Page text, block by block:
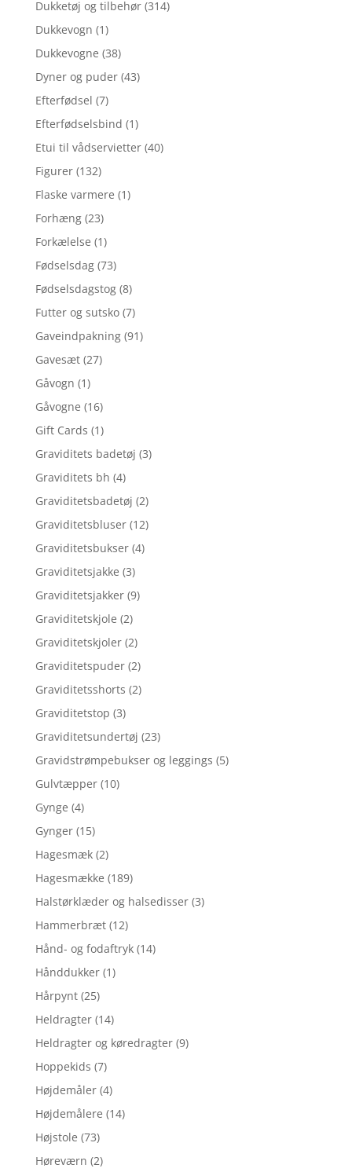
Dukketøj og tilbehør (314)
Dukkevogn (1)
Dukkevogne (38)
Dyner og puder (43)
Efterfødsel (7)
Efterfødselsbind (1)
Etui til vådservietter (40)
Figurer (132)
Flaske varmere (1)
Forhæng (23)
Forkælelse (1)
Fødselsdag (73)
Fødselsdagstog (8)
Futter og sutsko (7)
Gaveindpakning (91)
Gavesæt (27)
Gåvogn (1)
Gåvogne (16)
Gift Cards (1)
Graviditets badetøj (3)
Graviditets bh (4)
Graviditetsbadetøj (2)
Graviditetsbluser (12)
Graviditetsbukser (4)
Graviditetsjakke (3)
Graviditetsjakker (9)
Graviditetskjole (2)
Graviditetskjoler (2)
Graviditetspuder (2)
Graviditetsshorts (2)
Graviditetstop (3)
Graviditetsundertøj (23)
Gravidstrømpebukser og leggings (5)
Gulvtæpper (10)
Gynge (4)
Gynger (15)
Hagesmæk (2)
Hagesmække (189)
Halstørklæder og halsedisser (3)
Hammerbræt (12)
Hånd- og fodaftryk (14)
Hånddukker (1)
Hårpynt (25)
Heldragter (14)
Heldragter og køredragter (9)
Hoppekids (7)
Højdemåler (4)
Højdemålere (14)
Højstole (73)
Høreværn (2)